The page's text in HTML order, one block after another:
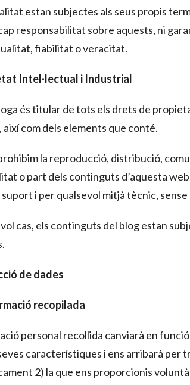
estan subjectes als seus propis
responsabilitat sobre aquests, ni
fiabilitat o veracitat.
Intel·lectual i Industrial
és titular de tots els drets de
així com dels elements que conté.
la reproducció, distribució,
o part dels continguts d’aquesta
i per qualsevol mitjà tècnic,
cas, els continguts del blog estan
de dades
recopilada
personal recollida canviarà en funció
característiques i ens arribarà per
2) la que ens proporcionis